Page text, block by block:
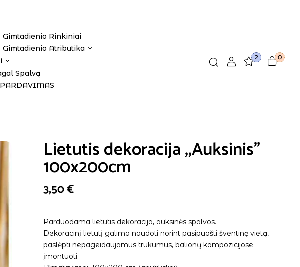
Gimtadienio Rinkiniai
Gimtadienio Atributika
Spalvą
2 0
Lietutis dekoracija ,,Auksinis”
100x200cm
3,50€
Parduodama lietutis dekoracija, auksinės spalvos.
Dekoracinį lietutį galima naudoti norint pasipuošti šventinę vietą,
paslėpti nepageidaujamus trūkumus, balionų kompozicijose
įmontuoti.